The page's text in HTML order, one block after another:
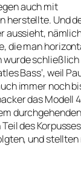
auch mit
herstellte. Und
aussieht,
die man
wurde
Bass‘, weil
immer noch
das Modell
des
und